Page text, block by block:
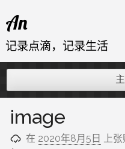
至
内
An
记录点滴，记录生活
image
在 2020年8月5日 上